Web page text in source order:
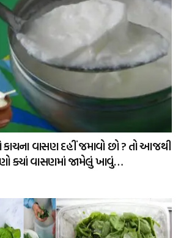
વાસણ દહીં જમાવો છો ? તો આજથી
ક્યાં વાસણમાં જામેલું ખાવું…